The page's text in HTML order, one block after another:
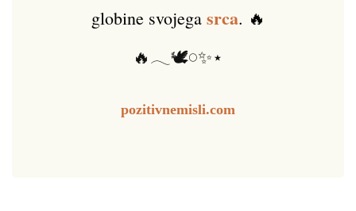
globine svojega srca. 🔥
🔥𓂃🕊️𓏸✨⋆
pozitivnemisli.com